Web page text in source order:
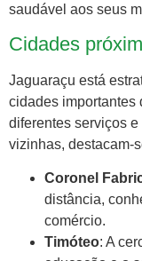
saudável aos seus
Cidades
Jaguaraçu está
cidades importantes
diferentes serviços
vizinhas, destacam-
Coronel
distância,
comércio.
Timóteo: A